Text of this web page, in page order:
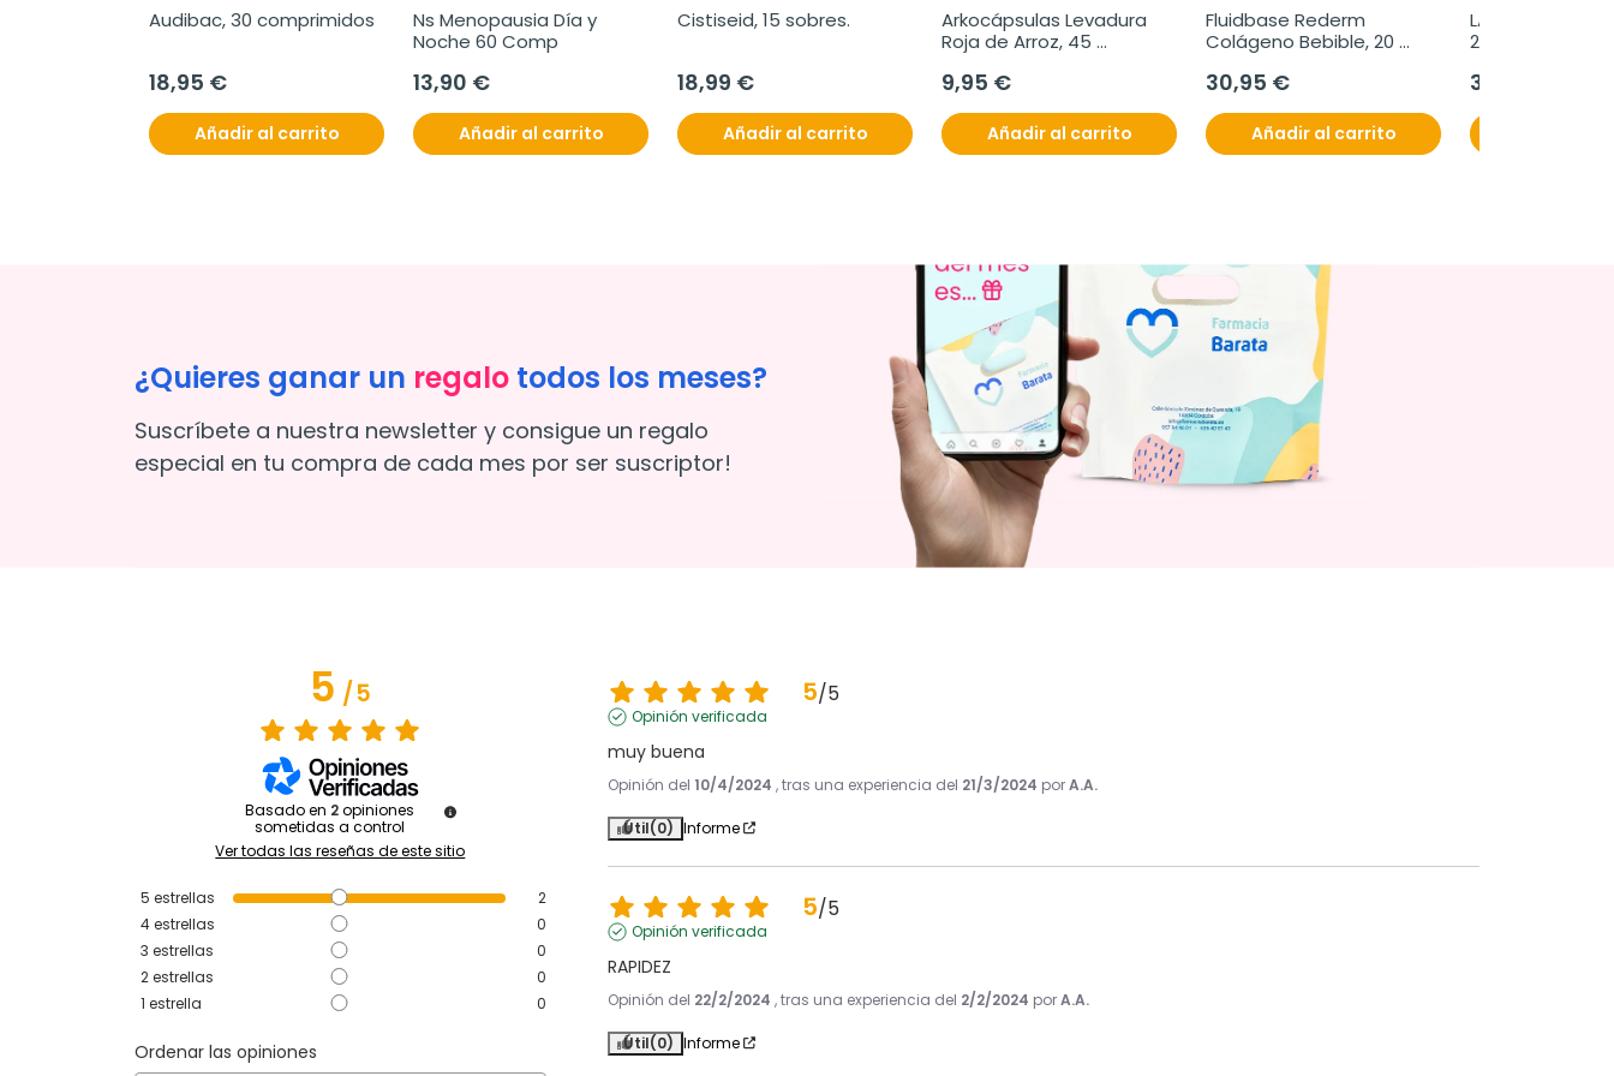
Audibac, 30 comprimidos
18,95 €
Añadir al carrito
Ns Menopausia Día y
Noche 60 Comp
13,90 €
Añadir al carrito
Cistiseid, 15 sobres.
18,99 €
Añadir al carrito
Arkocápsulas Levadura
Roja de Arroz, 45
9,95 €
Añadir al carrito
Fluidbase Rederm
Colágeno Bebible, 20
30,95 €
Añadir al carrito
LAMBERTS MYO
200g.
34,50 €
¿Quieres ganar un regalo todos los meses?
Suscríbete a nuestra newsletter y consigue un regalo
especial en tu compra de cada mes por ser suscriptor!
5/5
Basado en 2opiniones
sometidas a control
Ver todas las reseñas de este sitio
5 estrellas
2
4estrellas
0
3 estrellas
0
2estrellas
0
1 estrella 0
Ordenar las opiniones
5/5
Opinión verificada
muy buena
Opinión del 10/4/2024 , tras una experiencia del 21/3/2024 porA.A.
Útil(0) Informe
5/5
Opinión verificada
RAPIDEZ
Opinión del 22/2/2024 , tras una experiencia del 2/2/2024 porA.A.
Útil(0) Informe